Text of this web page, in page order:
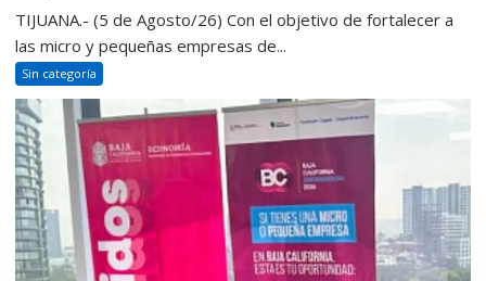
TIJUANA.- (5 de Agosto/26) Con el objetivo de fortalecer a
las micro y pequeñas empresas de...
Sin categoría